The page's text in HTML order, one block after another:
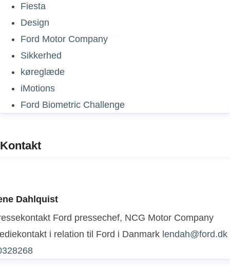
Fiesta
Design
Ford Motor Company
Sikkerhed
køreglæde
iMotions
Ford Biometric Challenge
Kontakt
Dahlquist
Ford pressechef, NCG Motor Company
i relation til Ford i Danmark lendah@ford.dk